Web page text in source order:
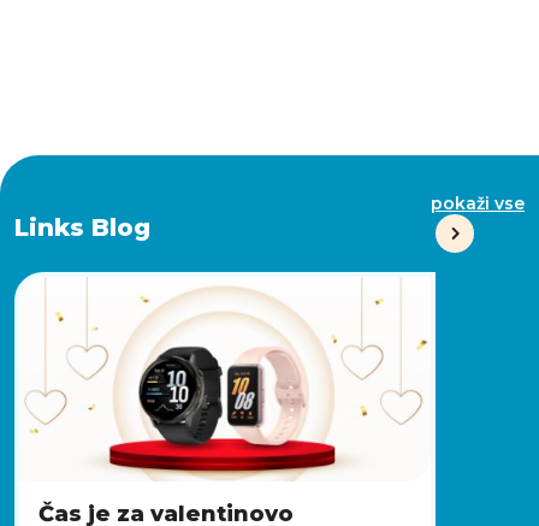
Links Blog
pokaži vse
Čas je za valentinovo